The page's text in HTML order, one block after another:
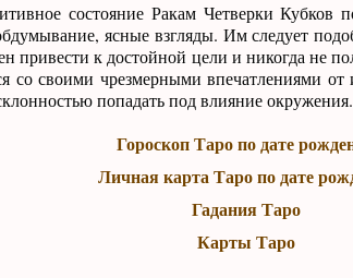
состояние Ракам Четверки Кубков
ясные взгляды. Им следует
привести к достойной цели и никогда не
со своими чрезмерными впечатлениями
попадать под влияние окружения.
Гороскоп Таро по дате
Личная карта Таро по дате
Гадания Таро
Карты Таро